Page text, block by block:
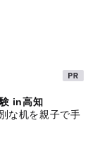
in高知
な机を親子で手